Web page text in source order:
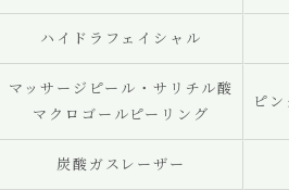
ハイドラフェイシャル
マッサージピール・サリチル酸
マクロゴールピーリング
ピ
炭酸ガスレーザー